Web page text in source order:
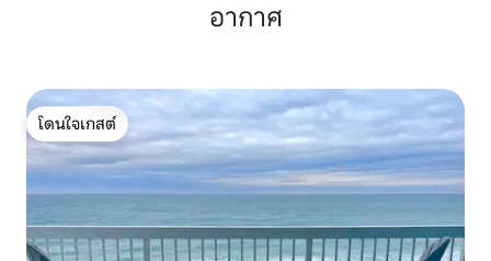
อากาศ
โดนใจเกสต์
โดนใจเกสต์